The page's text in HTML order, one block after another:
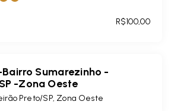
R$100,00
Sumarezinho -
-Zona Oeste
Preto/SP, Zona Oeste